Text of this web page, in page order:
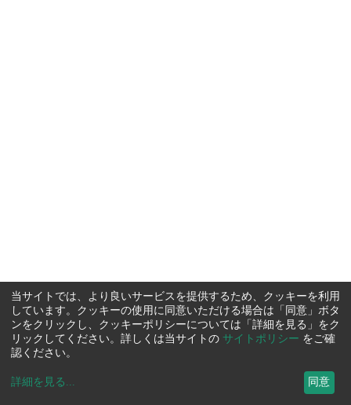
当サイトでは、より良いサービスを提供するため、クッキーを利用
しています。クッキーの使用に同意いただける場合は「同意」ボタ
ンをクリックし、クッキーポリシーについては「詳細を見る」をク
リックしてください。詳しくは当サイトの サイトポリシー をご確
認ください。
詳細を見る ... 同意